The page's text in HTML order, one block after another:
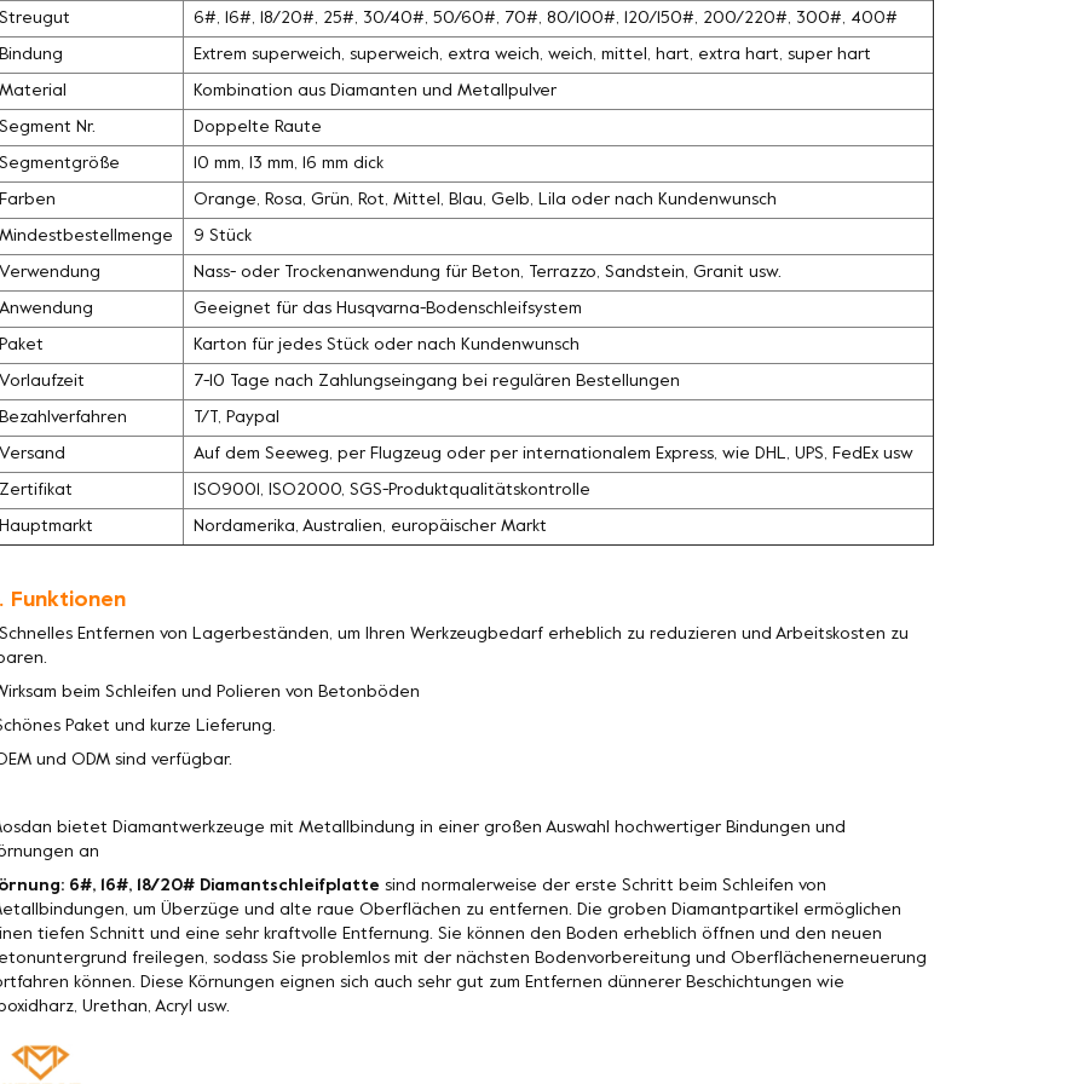
Streugut 6#, 16#, 18/20#, 25#, 30/40#, 50/60#, 70#, 80/100#, 120/150#, 200/220#, 300#, 400#
Bindung Extrem superweich, superweich, extra weich, weich, mittel, hart, extra hart, super hart
Material Kombination aus Diamanten und Metallpulver
Segment Nr. Doppelte Raute
Segmentgröße 10 mm, 13 mm, 16 mm dick
Farben Orange, Rosa, Grün, Rot, Mittel, Blau, Gelb, Lila oder nach Kundenwunsch
Mindestbestellmenge 9 Stück
Verwendung Nass- oder Trockenanwendung für Beton, Terrazzo, Sandstein, Granit usw.
Anwendung Geeignet für das Husqvarna-Bodenschleifsystem
Paket Karton für jedes Stück oder nach Kundenwunsch
Vorlaufzeit 7-10 Tage nach Zahlungseingang bei regulären Bestellungen
Bezahlverfahren T/T, Paypal
Versand Auf dem Seeweg, per Flugzeug oder per internationalem Express, wie DHL, UPS, FedEx usw
Zertifikat ISO9001, ISO2000, SGS-Produktqualitätskontrolle
Hauptmarkt Nordamerika, Australien, europäischer Markt
Funktionen
Entfernen von Lagerbeständen, um Ihren Werkzeugbedarf erheblich zu reduzieren und Arbeitskosten zu
beim Schleifen und Polieren von Betonböden
Paket und kurze Lieferung.
und ODM sind verfügbar.
bietet Diamantwerkzeuge mit Metallbindung in einer großen Auswahl hochwertiger Bindungen und
an
6#, 16#, 18/20# Diamantschleifplatte sind normalerweise der erste Schritt beim Schleifen von
um Überzüge und alte raue Oberflächen zu entfernen. Die groben Diamantpartikel ermöglichen
tiefen Schnitt und eine sehr kraftvolle Entfernung. Sie können den Boden erheblich öffnen und den neuen
freilegen, sodass Sie problemlos mit der nächsten Bodenvorbereitung und Oberflächenerneuerung
können. Diese Körnungen eignen sich auch sehr gut zum Entfernen dünnerer Beschichtungen wie
Urethan, Acryl usw.